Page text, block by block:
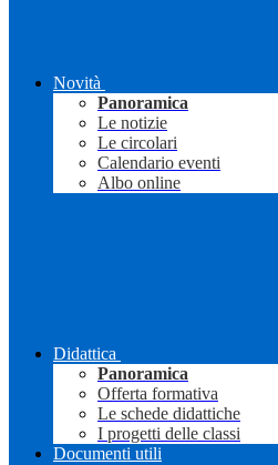
Novità
Panoramica
Le notizie
Le circolari
Calendario eventi
Albo online
Didattica
Panoramica
Offerta formativa
Le schede didattiche
I progetti delle classi
Documenti utili